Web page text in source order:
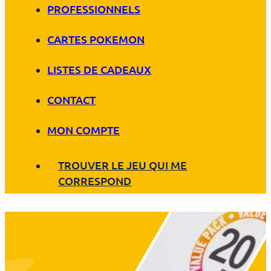
PROFESSIONNELS
CARTES POKEMON
LISTES DE CADEAUX
CONTACT
MON COMPTE
TROUVER LE JEU QUI ME
CORRESPOND